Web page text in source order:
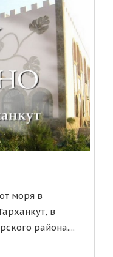
моря в
в
района....